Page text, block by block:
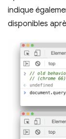
indique
disponibles